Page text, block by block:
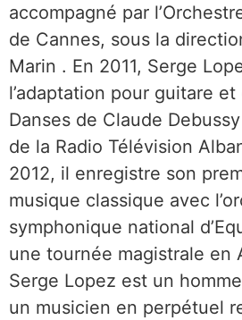
accompagné par
de Cannes, sous la
Marin . En 2011, Serge
l’adaptation pour guitare
Danses de Claude
de la Radio Télévision
2012, il enregistre son
musique classique avec
symphonique national
une tournée magistrale en
Serge Lopez est un
un musicien en perpétuel